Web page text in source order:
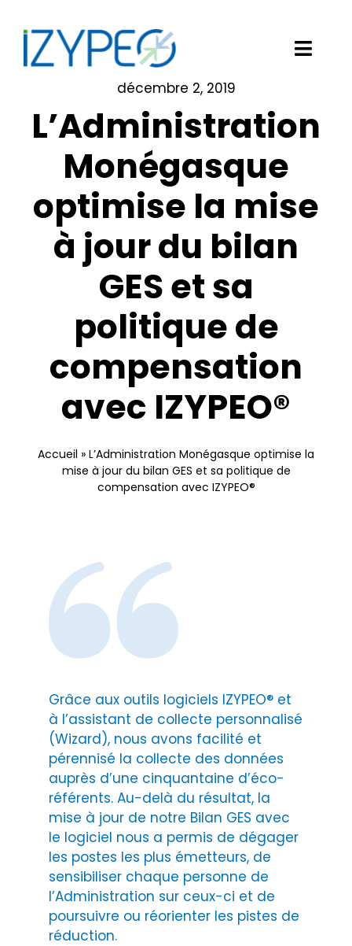
contenu
Nos clients
Izypeo
Demander une démo
Nous contacter
décembre 2, 2019
L’Administration
Monégasque
optimise la mise
à jour du bilan
GES et sa
politique de
compensation
avec IZYPEO®
Accueil » L’Administration Monégasque optimise la
mise à jour du bilan GES et sa politique de
compensation avec IZYPEO®
Grâce aux outils logiciels IZYPEO® et
à l’assistant de collecte personnalisé
(Wizard), nous avons facilité et
pérennisé la collecte des données
auprès d’une cinquantaine d’éco-
référents. Au-delà du résultat, la
mise à jour de notre Bilan GES avec
le logiciel nous a permis de dégager
les postes les plus émetteurs, de
sensibiliser chaque personne de
l’Administration sur ceux-ci et de
poursuivre ou réorienter les pistes de
réduction.